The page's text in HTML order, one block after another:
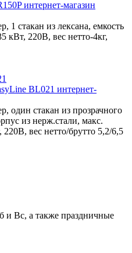
1 стакан из лексана, емкость
кВт, 220В, вес нетто-4кг,
один стакан из прозрачного
из нерж.стали, макс.
вес нетто/брутто 5,2/6,5
и Вс, а также праздничные